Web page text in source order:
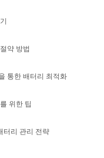
약 방법
통한 배터리 최적화
위한 팁
터리 관리 전략